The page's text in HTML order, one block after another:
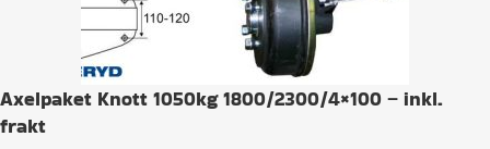
Axelpaket Knott 1050kg 1800/2300/4×100 – inkl.
frakt